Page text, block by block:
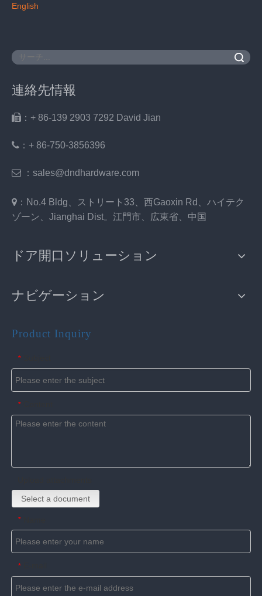
English
連絡先情報
 ：+ 86-139 2903 7292 David Jian
： + 86-750-3856396
 ：sales@dndhardware.com
 ：No.4 Bldg、ストリート33、西Gaoxin Rd、ハイテク
ゾーン、Jianghai Dist。江門市、広東省、中国
ドア開口ソリューション
ナビゲーション
Product Inquiry
*
*
Select a document
*
*